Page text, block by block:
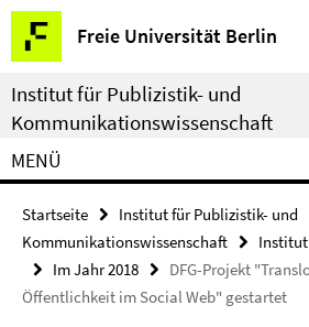
Springe
direkt
zu
Inhalt
Freie Universität Berlin
Service-
Navigation
Institut für Publizistik- und
Kommunikationswissenschaft
MENÜ
Startseite
Institut für Publizistik- und
Kommunikationswissenschaft
Institut
Im Jahr 2018
DFG-Projekt
Öffentlichkeit im Social Web" gestartet